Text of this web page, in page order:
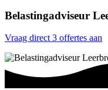
Belastingadviseur
Vraag direct 3 offertes aan